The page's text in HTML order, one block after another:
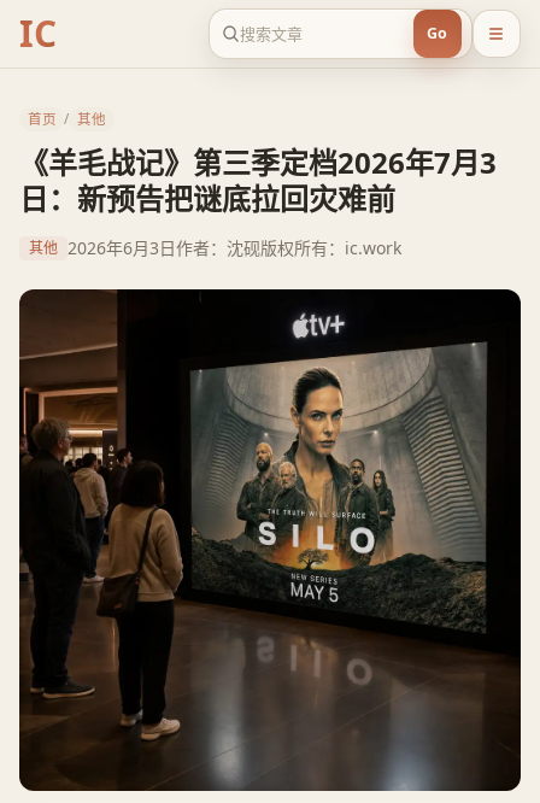
IC Go
首页 / 其他
《羊毛战记》第三季定档2026年7月3
日：新预告把谜底拉回灾难前
其他 2026年6月3日作者：沈砚版权所有：ic.work